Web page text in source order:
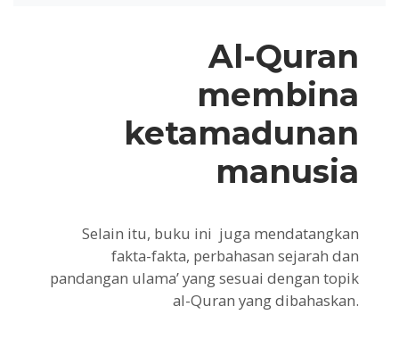
Al-Quran
membina
ketamadunan
manusia
Selain itu, buku ini juga mendatangkan
fakta-fakta, perbahasan sejarah dan
pandangan ulama’ yang sesuai dengan topik
al-Quran yang dibahaskan.